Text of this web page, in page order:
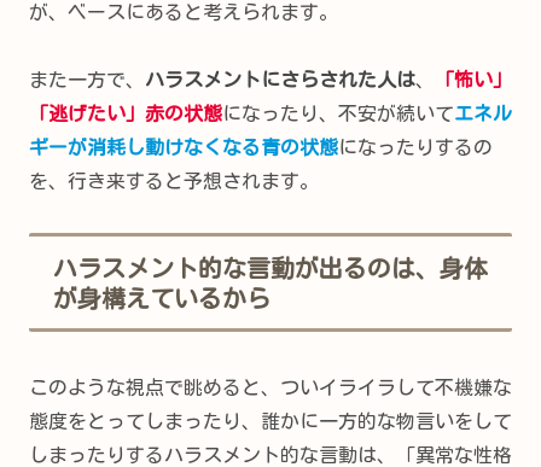
が、ベースにあると考えられます。
また一方で、 ハラスメントにさらされた人は、
「怖い」
「逃げたい」赤の状態になったり、不安が続いてエネル
ギーが消耗し動けなくなる青の状態になったりするの
を、行き来すると予想されます。
ハラスメント的な言動が出るのは、身体
が身構えているから
このような視点で眺めると、ついイライラして不機嫌な
態度をとってしまったり、誰かに一方的な物言いをして
しまったりするハラスメント的な言動は、「異常な性格